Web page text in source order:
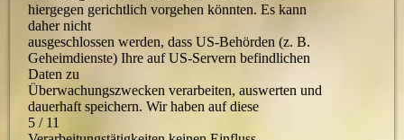
hiergegen gerichtlich vorgehen könnten. Es kann
daher nicht
ausgeschlossen werden, dass US-Behörden (z. B.
Geheimdienste) Ihre auf US-Servern befindlichen
Daten zu
Überwachungszwecken verarbeiten, auswerten und
dauerhaft speichern. Wir haben auf diese
5 / 11